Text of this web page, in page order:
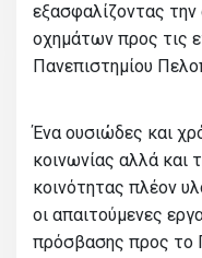
εξασφαλίζοντας
οχημάτων προς τις
Πανεπιστημίου
Ένα ουσιώδες και
κοινωνίας αλλά και
κοινότητας πλέον
οι απαιτούμενες
πρόσβασης προς το